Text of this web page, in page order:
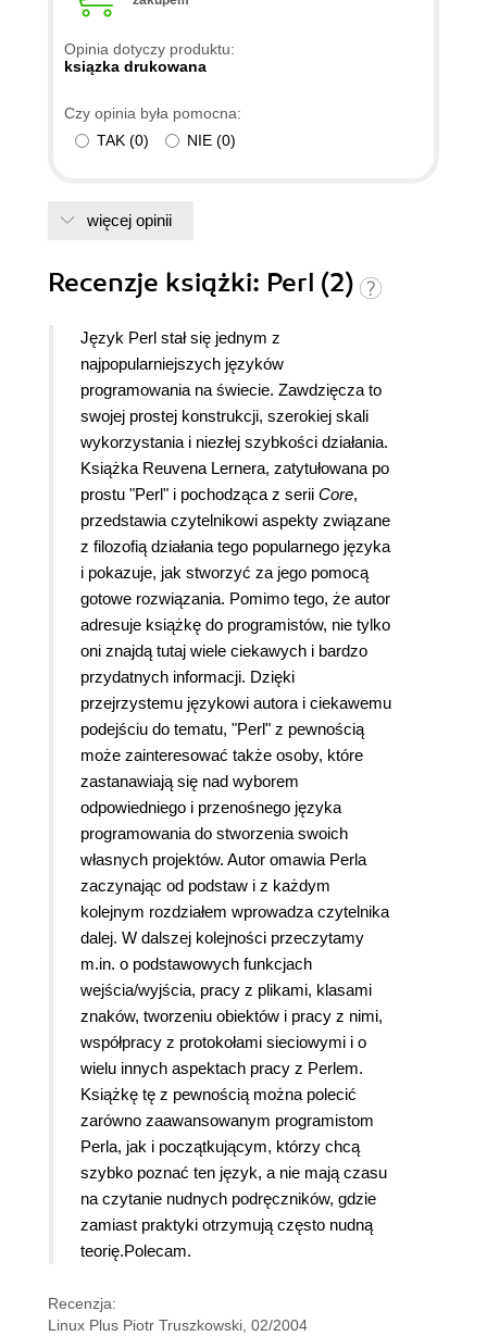
Opinia dotyczy produktu:
ksiązka drukowana
Czy opinia była pomocna:
TAK (0) NIE (0)
więcej opinii
Recenzje książki: Perl (2)
Język Perl stał się jednym z
najpopularniejszych języków
programowania na świecie. Zawdzięcza to
swojej prostej konstrukcji, szerokiej skali
wykorzystania i niezłej szybkości działania.
Książka Reuvena Lernera, zatytułowana po
prostu "Perl" i pochodząca z serii Core,
przedstawia czytelnikowi aspekty związane
z filozofią działania tego popularnego języka
i pokazuje, jak stworzyć za jego pomocą
gotowe rozwiązania. Pomimo tego, że autor
adresuje książkę do programistów, nie tylko
oni znajdą tutaj wiele ciekawych i bardzo
przydatnych informacji. Dzięki
przejrzystemu językowi autora i ciekawemu
podejściu do tematu, "Perl" z pewnością
może zainteresować także osoby, które
zastanawiają się nad wyborem
odpowiedniego i przenośnego języka
programowania do stworzenia swoich
własnych projektów. Autor omawia Perla
zaczynając od podstaw i z każdym
kolejnym rozdziałem wprowadza czytelnika
dalej. W dalszej kolejności przeczytamy
m.in. o podstawowych funkcjach
wejścia/wyjścia, pracy z plikami, klasami
znaków, tworzeniu obiektów i pracy z nimi,
współpracy z protokołami sieciowymi i o
wielu innych aspektach pracy z Perlem.
Książkę tę z pewnością można polecić
zarówno zaawansowanym programistom
Perla, jak i początkującym, którzy chcą
szybko poznać ten język, a nie mają czasu
na czytanie nudnych podręczników, gdzie
zamiast praktyki otrzymują często nudną
teorię.Polecam.
Recenzja:
Linux Plus Piotr Truszkowski, 02/2004